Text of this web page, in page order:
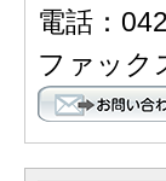
電話：
ファック